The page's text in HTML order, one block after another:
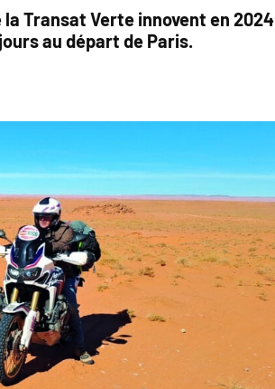
Transat Verte innovent en 2024
au départ de Paris.